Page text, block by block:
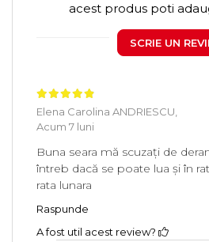
acest produs poti
SCRIE UN
Elena Carolina ANDRIESCU,
Acum 7 luni
Buna seara mă scuzați de
întreb dacă se poate lua și în
rata lunara
Raspunde
A fost util acest review?